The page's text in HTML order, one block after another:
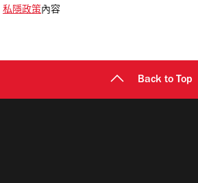
私隱政策 內容
Back to Top